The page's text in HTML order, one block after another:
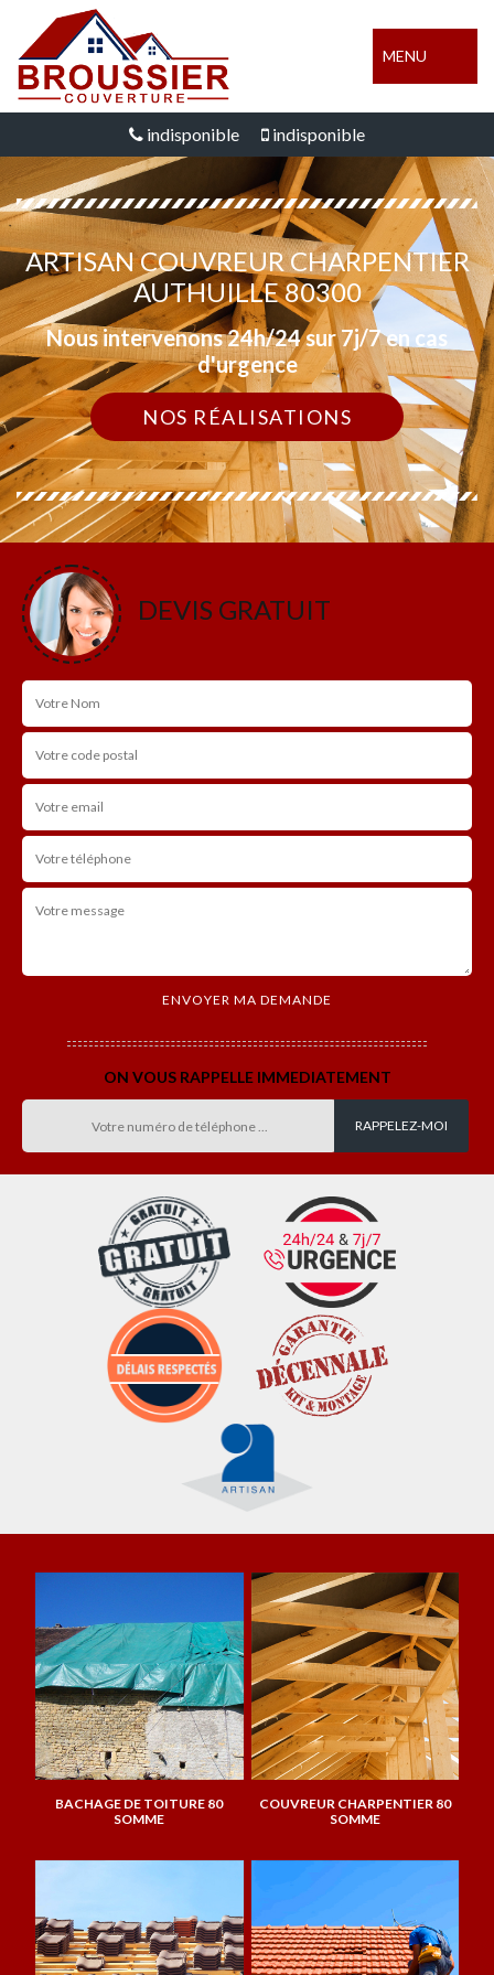
MENU
indisponible indisponible
ARTISAN COUVREUR CHARPENTIER
AUTHUILLE 80300
Nous intervenons 24h/24 sur 7j/7 en cas
d'urgence
NOS RÉALISATIONS
DEVIS GRATUIT
ON VOUS RAPPELLE IMMEDIATEMENT
BACHAGE DE TOITURE 80
SOMME
COUVREUR CHARPENTIER 80
SOMME